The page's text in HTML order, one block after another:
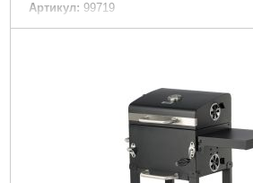
Артикул: 99719
Код товара: 31.11.11